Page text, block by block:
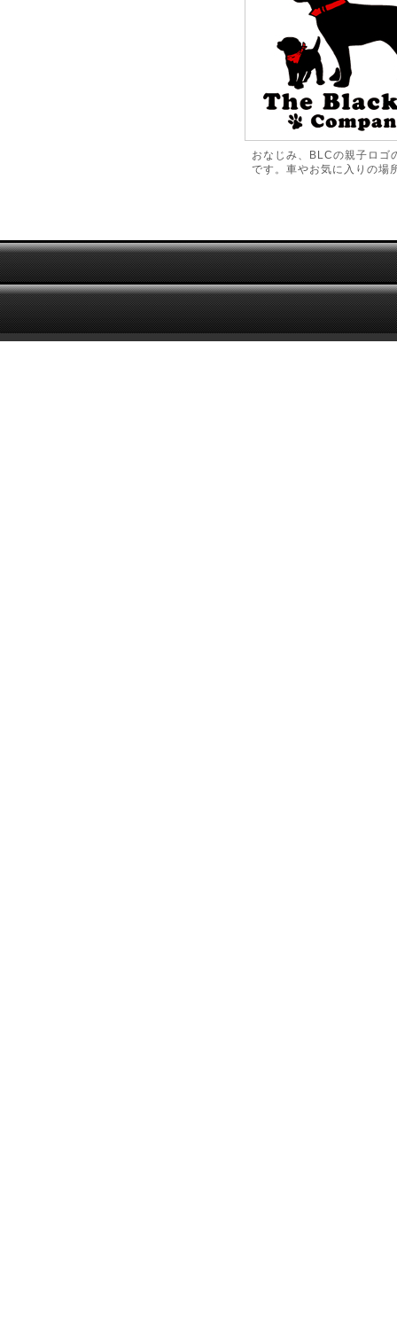
おなじみ、BLCの親子ロゴ
です。車やお気に入りの場